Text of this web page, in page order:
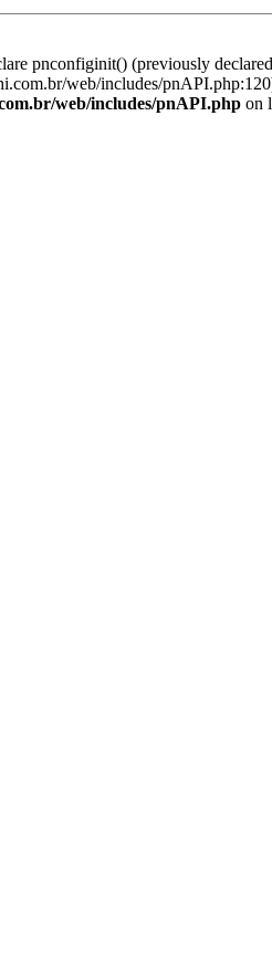
pnconfiginit() (previously
web/includes/
web/includes/pnAPI.phpon